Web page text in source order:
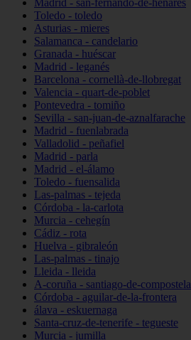
Madrid - san-fernando-de-henares
Toledo - toledo
Asturias - mieres
Salamanca - candelario
Granada - huéscar
Madrid - leganés
Barcelona - cornellà-de-llobregat
Valencia - quart-de-poblet
Pontevedra - tomiño
Sevilla - san-juan-de-aznalfarache
Madrid - fuenlabrada
Valladolid - peñafiel
Madrid - parla
Madrid - el-álamo
Toledo - fuensalida
Las-palmas - tejeda
Córdoba - la-carlota
Murcia - cehegín
Cádiz - rota
Huelva - gibraleón
Las-palmas - tinajo
Lleida - lleida
A-coruña - santiago-de-compostela
Córdoba - aguilar-de-la-frontera
álava - eskuernaga
Santa-cruz-de-tenerife - tegueste
Murcia - jumilla